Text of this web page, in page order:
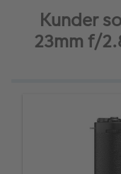
Kunder
23mm f/